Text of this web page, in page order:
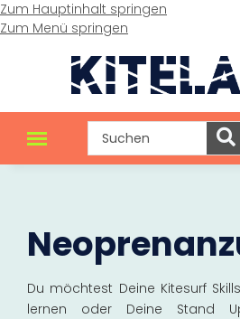
Zum Hauptinhalt springen
Zum Menü springen
Du möchtest Deine Kitesurf
lernen oder Deine Stand